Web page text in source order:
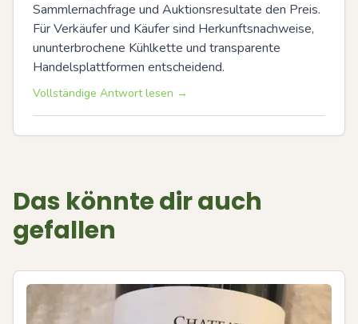
Sammlernachfrage und Auktionsresultate den Preis.
Für Verkäufer und Käufer sind Herkunftsnachweise,
ununterbrochene Kühlkette und transparente
Handelsplattformen entscheidend.
Vollständige Antwort lesen →
Das könnte dir auch
gefallen